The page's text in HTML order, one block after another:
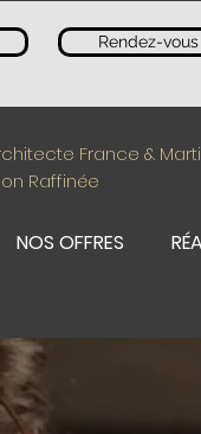
Rendez-vous
France &
Raffinée
NOS OFFRES